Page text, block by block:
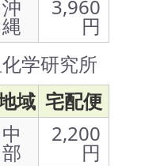
沖
縄
3,960
円
学研究所
域 宅配便
中
部
2,200
円